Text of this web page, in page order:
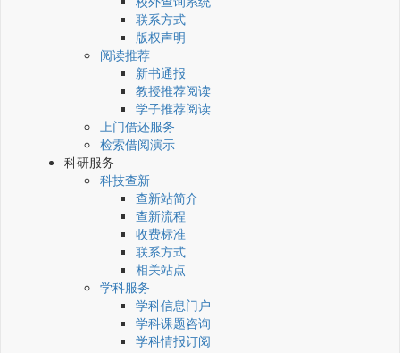
联系方式
版权声明
阅读推荐
新书通报
教授推荐阅读
学子推荐阅读
上门借还服务
检索借阅演示
科研服务
科技查新
查新站简介
查新流程
收费标准
联系方式
相关站点
学科服务
学科信息门户
学科课题咨询
学科情报订阅